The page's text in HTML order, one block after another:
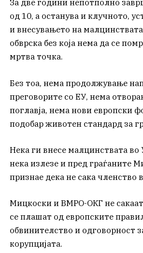
За две години непотполно
од 10, а останува и клучното,
и внесувањето на
обврска без која нема да се
мртва точка.
Без тоа, нема продолжување
преговорите со ЕУ, нема
поглавја, нема нови европски
подобар животен стандард за
Нека ги внесе малцинствата во
нека излезе и пред граѓаните
признае дека не сака членство
Мицкоски и ВМРО-ОКГ не
се плашат од европските
обвинителство и одговорност
корупцијата.